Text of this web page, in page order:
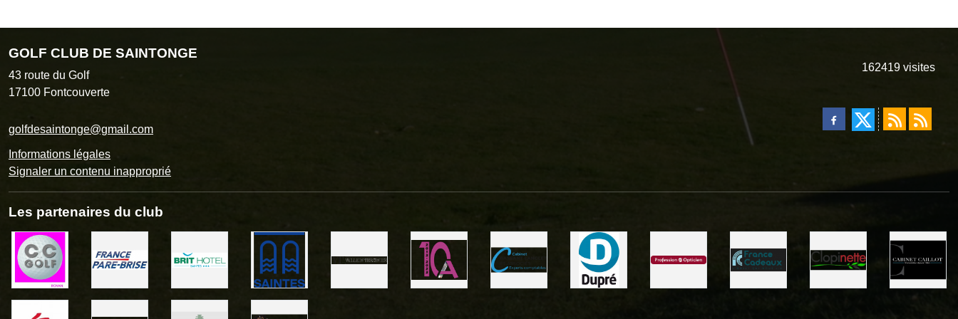
GOLF CLUB DE SAINTONGE
43 route du Golf
17100 Fontcouverte
golfdesaintonge@gmail.com
Informations légales
Signaler un contenu inapproprié
162419 visites
Les partenaires du club